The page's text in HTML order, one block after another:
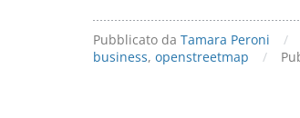
Pubblicato da Tamara Peroni /
business, openstreetmap /